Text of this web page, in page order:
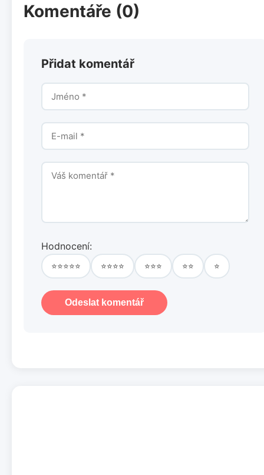
Komentáře (0)
Přidat komentář
Hodnocení:
⭐⭐⭐⭐⭐ ⭐⭐⭐⭐ ⭐⭐⭐ ⭐⭐ ⭐
Odeslat komentář